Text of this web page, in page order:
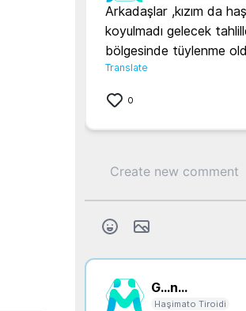
Arkadaşlar ,kızım da
koyulmadı gelecek
bölgesinde tüylenme
Translate
0
G...n...
Haşimato Tiroidi